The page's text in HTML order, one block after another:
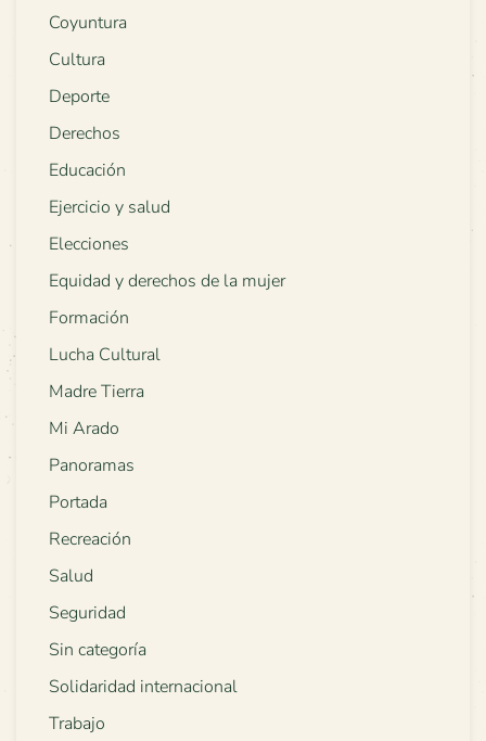
Coyuntura
Cultura
Deporte
Derechos
Educación
Ejercicio y salud
Elecciones
Equidad y derechos de la mujer
Formación
Lucha Cultural
Madre Tierra
Mi Arado
Panoramas
Portada
Recreación
Salud
Seguridad
Sin categoría
Solidaridad internacional
Trabajo